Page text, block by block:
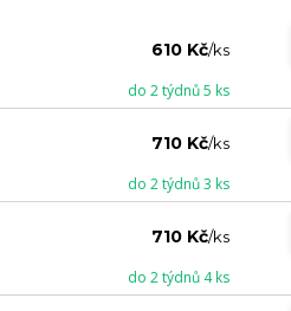
610 Kč/ks
do 2 týdnů 5 ks
710 Kč/ks
do 2 týdnů 3 ks
710 Kč/ks
do 2 týdnů 4 ks